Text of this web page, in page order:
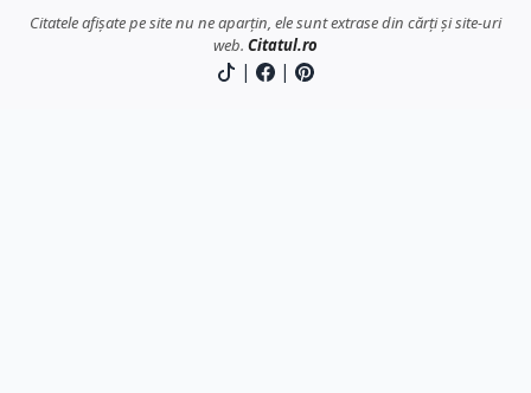
Citatele afișate pe site nu ne aparțin, ele sunt extrase din cărți și site-uri
web. Citatul.ro
| |